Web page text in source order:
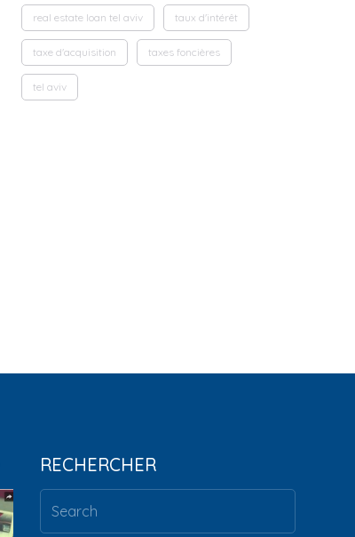
real estate loan tel aviv taux d'intérêt
taxe d'acquisition taxes foncières
tel aviv
RECHERCHER